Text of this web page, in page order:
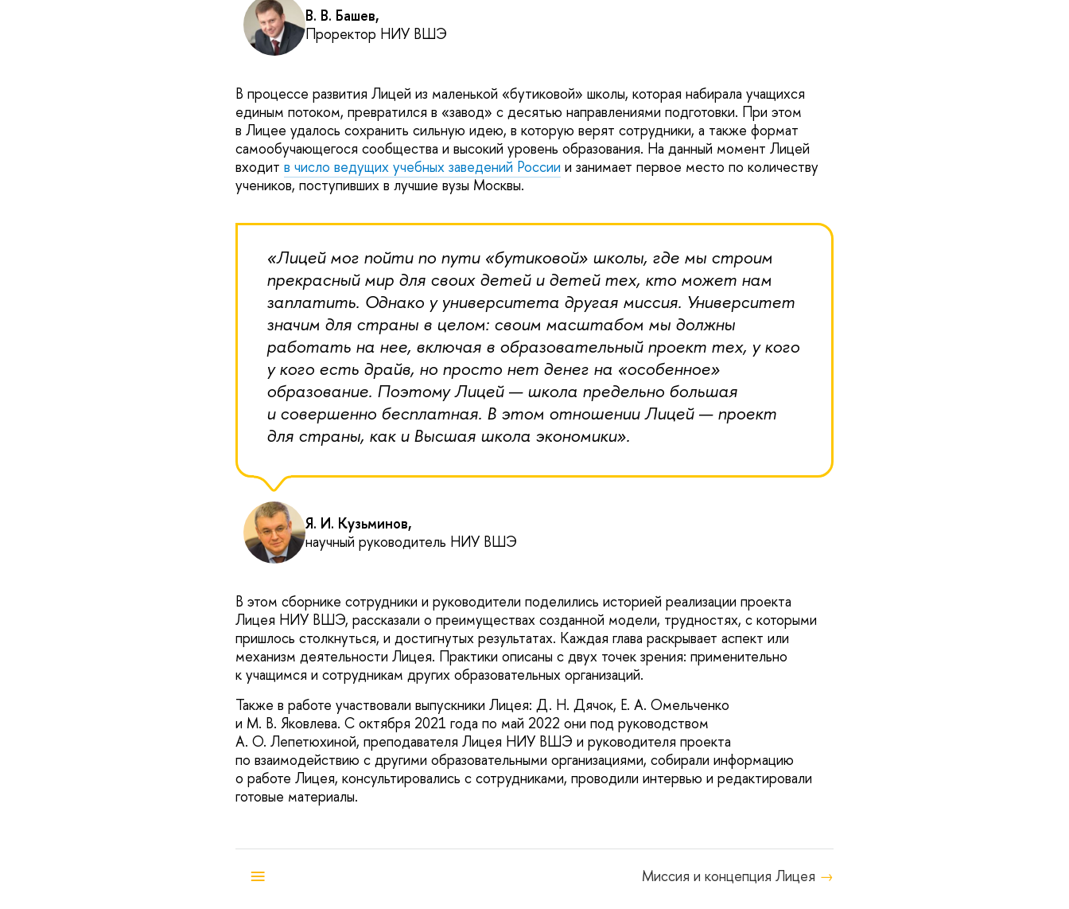
В. В. Башев,
Проректор НИУ ВШЭ
В процессе развития Лицей из маленькой «бутиковой» школы, которая набирала учащихся
единым потоком, превратился в «завод» с десятью направлениями подготовки. При этом
в Лицее удалось сохранить сильную идею, в которую верят сотрудники, а также формат
самообучающегося сообщества и высокий уровень образования. На данный момент Лицей
входит в число ведущих учебных заведений России и занимает первое место по количеству
учеников, поступивших в лучшие вузы Москвы.
«Лицей мог пойти по пути «бутиковой» школы, где мы строим
прекрасный мир для своих детей и детей тех, кто может нам
заплатить. Однако у университета другая миссия. Университет
значим для страны в целом: своим масштабом мы должны
работать на нее, включая в образовательный проект тех, у кого
у кого есть драйв, но просто нет денег на «особенное»
образование. Поэтому Лицей — школа предельно большая
и совершенно бесплатная. В этом отношении Лицей — проект
для страны, как и Высшая школа экономики».
Я. И. Кузьминов,
научный руководитель НИУ ВШЭ
В этом сборнике сотрудники и руководители поделились историей реализации проекта
Лицея НИУ ВШЭ, рассказали о преимуществах созданной модели, трудностях, с которыми
пришлось столкнуться, и достигнутых результатах. Каждая глава раскрывает аспект или
механизм деятельности Лицея. Практики описаны с двух точек зрения: применительно
к учащимся и сотрудникам других образовательных организаций.
Также в работе участвовали выпускники Лицея: Д. Н. Дячок, Е. А. Омельченко
и М. В. Яковлева. С октября 2021 года по май 2022 они под руководством
А. О. Лепетюхиной, преподавателя Лицея НИУ ВШЭ и руководителя проекта
по взаимодействию с другими образовательными организациями, собирали информацию
о работе Лицея, консультировались с сотрудниками, проводили интервью и редактировали
готовые материалы.
≡ Миссия и концепция Лицея